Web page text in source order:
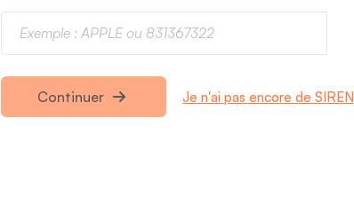
Continuer Je n'ai pas encore de SIREN